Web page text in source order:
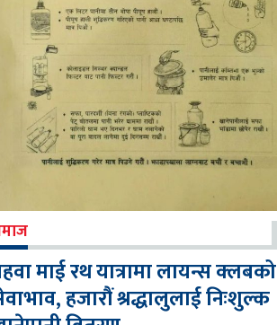
माई रथ यात्रामा लायन्स क्लबको
हजारौं श्रद्धालुलाई निःशुल्क